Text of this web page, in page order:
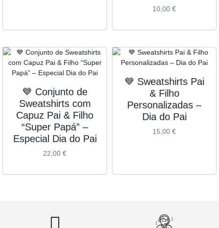
10,00 €
💙 Conjunto de
Sweatshirts com
Capuz Pai & Filho
“Super Papá” –
Especial Dia do Pai
22,00 €
💙 Sweatshirts Pai
& Filho
Personalizadas –
Dia do Pai
15,00 €